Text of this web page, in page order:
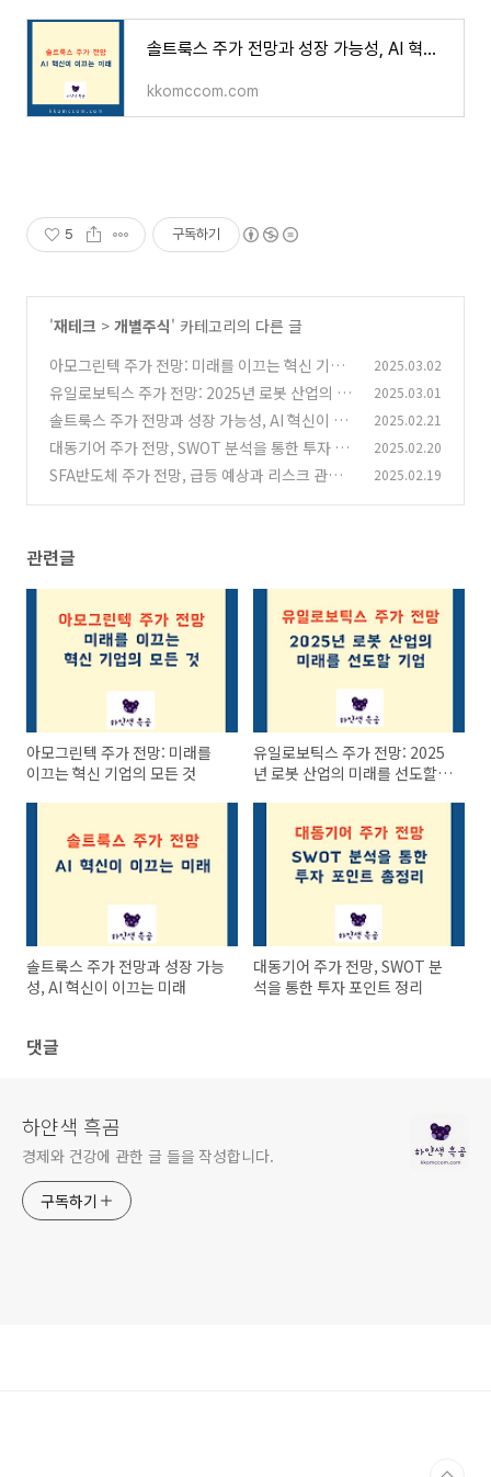
솔트룩스 주가 전망과 성장 가능성, AI 혁신이 이끄는 미래
kkomccom.com
5 구독하기
'재테크 > 개별주식' 카테고리의 다른 글
아모그린텍 주가 전망: 미래를 이끄는 혁신 기업
의 모든 것
(0)
2025.03.02
유일로보틱스 주가 전망: 2025년 로봇 산업의 미
래를 선도할 기업
(0)
2025.03.01
솔트룩스 주가 전망과 성장 가능성, AI 혁신이 이
끄는 미래
(2)
2025.02.21
대동기어 주가 전망, SWOT 분석을 통한 투자 포
인트 정리
(1)
2025.02.20
SFA반도체 주가 전망, 급등 예상과 리스크 관리
2025.02.19
관련글
아모그린텍 주가 전망: 미래를
이끄는 혁신 기업의 모든 것
유일로보틱스 주가 전망: 2025
년 로봇 산업의 미래를 선도할
솔트룩스 주가 전망과 성장 가능
성, AI 혁신이 이끄는 미래
대동기어 주가 전망, SWOT 분
석을 통한 투자 포인트 정리
댓글
하얀색 흑곰
경제와 건강에 관한 글 들을 작성합니다.
구독하기